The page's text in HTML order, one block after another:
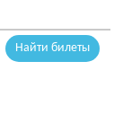
Найти билеты